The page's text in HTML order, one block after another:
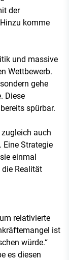
der
komme
und massive
Wettbewerb.
gehe
Diese
spürbar.
auch
Strategie
einmal
Realität
relativierte
ist
würde.“
es diesen